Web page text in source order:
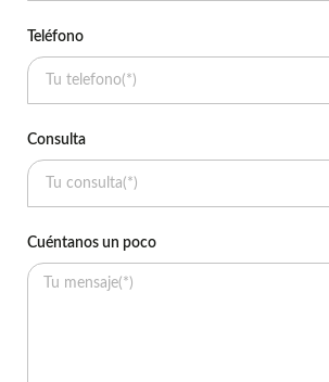
Teléfono
Consulta
Cuéntanos un poco